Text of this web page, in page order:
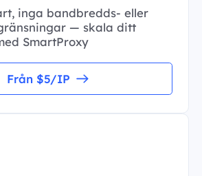
inga bandbredds- eller
— skala ditt
SmartProxy
Från $5/IP